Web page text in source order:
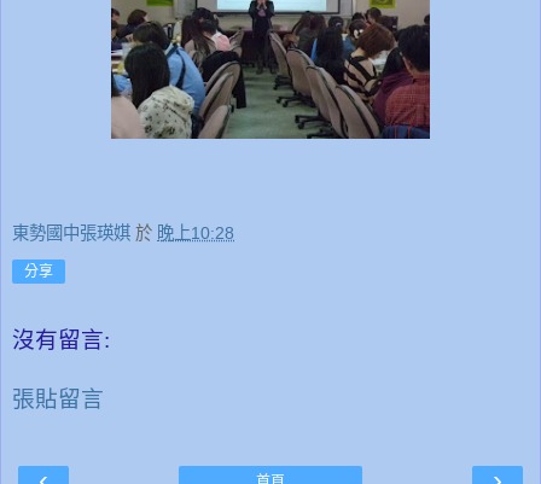
東勢國中張瑛娸 於 晚上10:28
分享
沒有留言:
張貼留言